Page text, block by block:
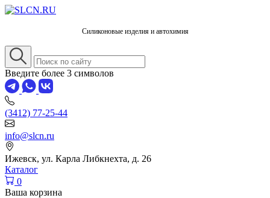
Силиконовые изделия и автохимия
Введите более 3 символов
(3412) 77-25-44
info@slcn.ru
Ижевск, ул. Карла Либкнехта, д. 26
Каталог
0
Ваша корзина